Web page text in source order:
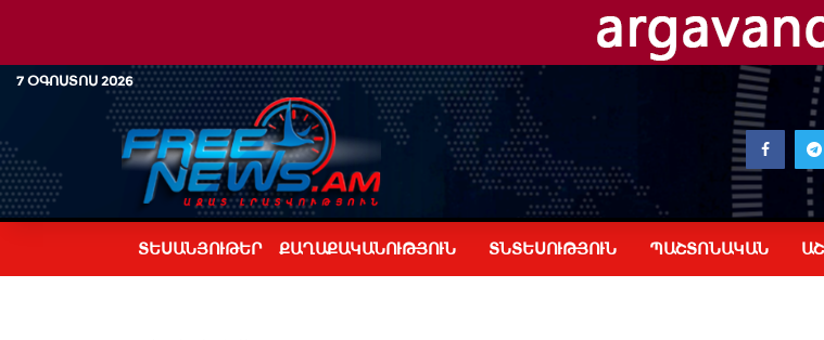
7 ՕԳՈՍՏՈՍ 2026
ՏԵՍԱՆՅՈՒԹԵՐ ՔԱՂԱՔԱԿԱՆՈՒԹՅՈՒՆ ՏՆՏԵՍՈՒԹՅՈՒՆ ՊԱՇՏՈՆԱԿԱՆ